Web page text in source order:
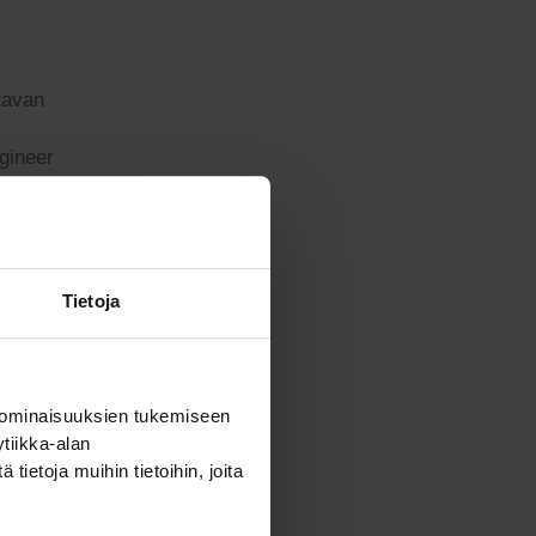
Tietoja
tukemiseen
alan
tietoja muihin tietoihin, joita